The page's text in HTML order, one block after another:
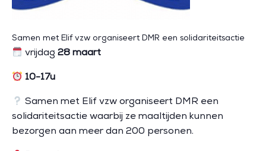
Samen met Elif vzw organiseert DMR een solidariteitsactie
vrijdag 28 maart
10-17u
Samen met Elif vzw organiseert DMR een
solidariteitsactie waarbij ze maaltijden kunnen
bezorgen aan meer dan 200 personen.